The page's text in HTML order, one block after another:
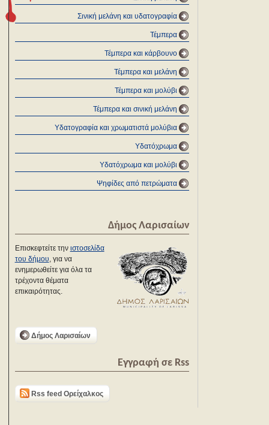
Σινική μελάνη και υδατογραφία
Τέμπερα
Τέμπερα και κάρβουνο
Τέμπερα και μελάνη
Τέμπερα και μολύβι
Τέμπερα και σινική μελάνη
Υδατογραφία και χρωματιστά μολύβια
Υδατόχρωμα
Υδατόχρωμα και μολύβι
Ψηφίδες από πετρώματα
Δήμος Λαρισαίων
Επισκεφτείτε την ιστοσελίδα
του δήμου, για να
ενημερωθείτε για όλα τα
τρέχοντα θέματα
επικαιρότητας.
Δήμος Λαρισαίων
Εγγραφή σε Rss
Rss feed Ορείχαλκος